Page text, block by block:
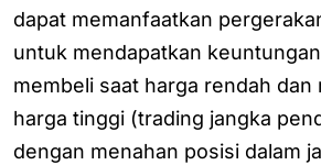
dapat memanfaatkan
untuk mendapatkan
membeli saat harga rendah dan
harga tinggi (trading jangka
dengan menahan posisi dalam